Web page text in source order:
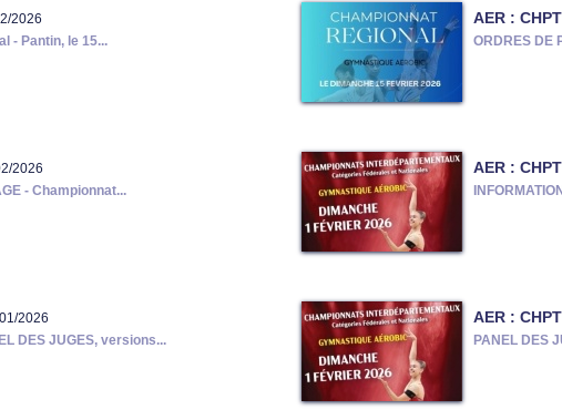
2026
- Pantin, le 15...
AER :
ORDRES DE
2026
- Championnat...
AER :
2026
DES JUGES, versions...
AER :
PANEL DES